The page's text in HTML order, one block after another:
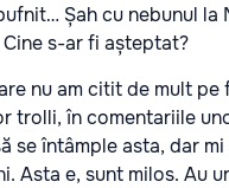
Șah cu nebunul la
s-ar fi așteptat?
nu am citit de mult pe
trolli, în comentariile
se întâmple asta, dar
Asta e, sunt milos. Au